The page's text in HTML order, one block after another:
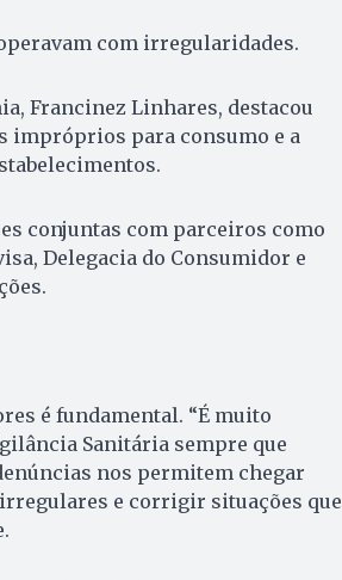
com irregularidades.
Francinez Linhares, destacou
impróprios para consumo e a
conjuntas com parceiros como
Delegacia do Consumidor e
é fundamental. “É muito
Sanitária sempre que
nos permitem chegar
e corrigir situações que